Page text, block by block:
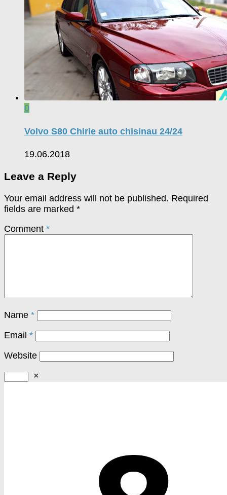
0
Volvo S80 Chirie auto chisinau 24/24
19.06.2018
Leave a Reply
Your email address will not be published. Required
fields are marked *
Comment *
Name *
Email *
Website
×